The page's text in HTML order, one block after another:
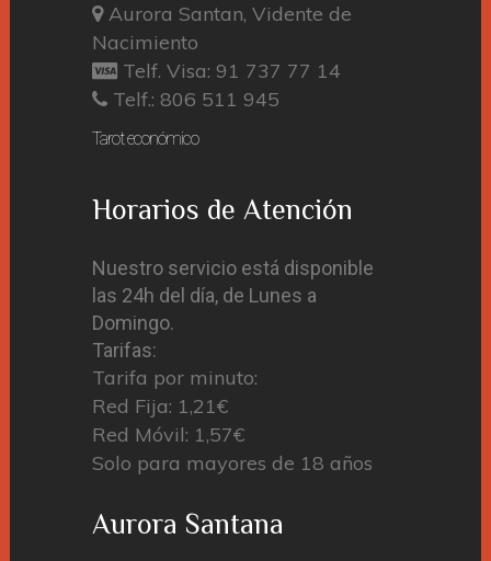
Aurora Santan, Vidente de
Nacimiento
Telf. Visa: 91 737 77 14
Telf.: 806 511 945
Tarot económico
Horarios de Atención
Nuestro servicio está disponible
las 24h del día, de Lunes a
Domingo.
Tarifas:
Tarifa por minuto:
Red Fija: 1,21€
Red Móvil: 1,57€
Solo para mayores de 18 años
Aurora Santana